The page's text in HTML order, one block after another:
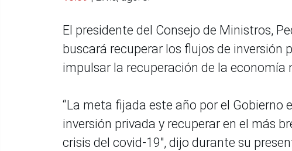
El presidente del Consejo de Ministros,
buscará recuperar los flujos de inversión
impulsar la recuperación de la economía
“La meta fijada este año por el
inversión privada y recuperar en el más
crisis del covid-19", dijo durante su